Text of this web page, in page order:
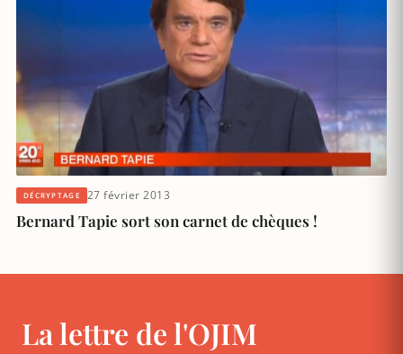
DÉCRYPTAGE 27 février 2013
Bernard Tapie sort son carnet de chèques !
La lettre de l'OJIM